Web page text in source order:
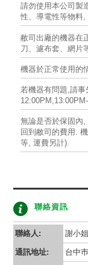
請勿使用本公司製
性、導電性等物料
敝司出廠的機器在
刀、濾布套、網片
機器於正常使用的
若機器有問題,請
無論是否於保固內
回到敝司的費用.
等, 運費另計).
聯絡資訊
聯絡人: 謝小
通訊地址: 台中